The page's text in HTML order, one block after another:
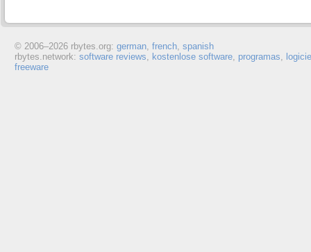
© 2006–2026 rbytes.org: german, french, spanish
rbytes.network: software reviews, kostenlose software, programas,
freeware